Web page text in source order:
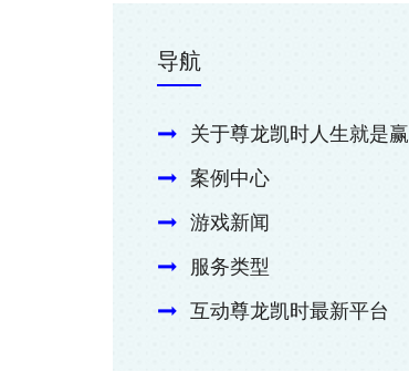
导航
关于尊龙凯时人生就是赢
案例中心
游戏新闻
服务类型
互动尊龙凯时最新平台